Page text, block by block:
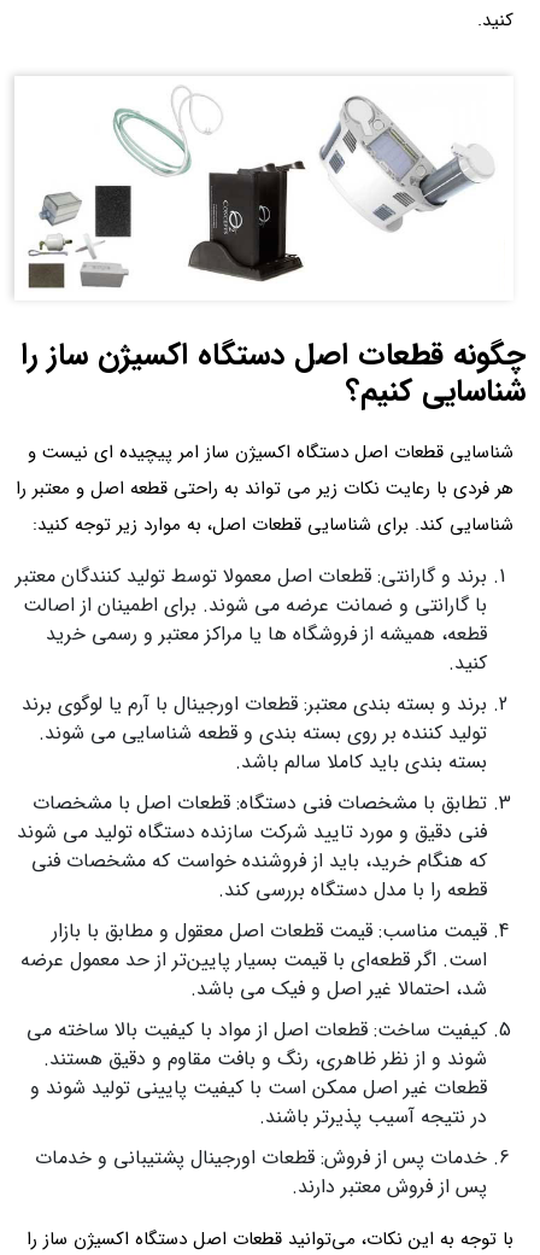
کنید.
چگونه قطعات اصل دستگاه اکسیژن ساز را
شناسایی کنیم؟
شناسایی قطعات اصل دستگاه اکسیژن ساز امر پیچیده ای نیست و
هر فردی با رعایت نکات زیر می تواند به راحتی قطعه اصل و معتبر را
شناسایی کند. برای شناسایی قطعات اصل، به موارد زیر توجه کنید:
برند و گارانتی: قطعات اصل معمولا توسط تولید کنندگان معتبر
با گارانتی و ضمانت عرضه می شوند. برای اطمینان از اصالت
قطعه، همیشه از فروشگاه ها یا مراکز معتبر و رسمی خرید
کنید.
برند و بسته بندی معتبر: قطعات اورجینال با آرم یا لوگوی برند
تولید کننده بر روی بسته بندی و قطعه شناسایی می شوند.
بسته بندی باید کاملا سالم باشد.
تطابق با مشخصات فنی دستگاه: قطعات اصل با مشخصات
فنی دقیق و مورد تایید شرکت سازنده دستگاه تولید می شوند
که هنگام خرید، باید از فروشنده خواست که مشخصات فنی
قطعه را با مدل دستگاه بررسی کند.
قیمت مناسب: قیمت قطعات اصل معقول و مطابق با بازار
است. اگر قطعه‌ای با قیمت بسیار پایین‌تر از حد معمول عرضه
شد، احتمالا غیر اصل و فیک می باشد.
کیفیت ساخت: قطعات اصل از مواد با کیفیت بالا ساخته می
شوند و از نظر ظاهری، رنگ و بافت مقاوم و دقیق هستند.
قطعات غیر اصل ممکن است با کیفیت پایینی تولید شوند و
در نتیجه آسیب پذیرتر باشند.
خدمات پس از فروش: قطعات اورجینال پشتیبانی و خدمات
پس از فروش معتبر دارند.
با توجه به این نکات، می‌توانید قطعات اصل دستگاه اکسیژن ساز را